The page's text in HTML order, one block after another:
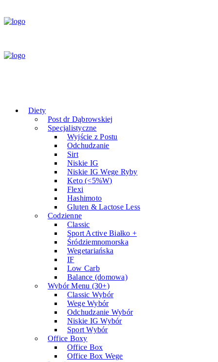
Diety
Post dr Dąbrowskiej
Specjalistyczne
Wyjście z Postu
Odchudzanie
Sirt
Niskie IG
Niskie IG Wege Ryby
Keto (<5%W)
Flexi
Hashimoto
Gluten & Lactose Less
Codzienne
Classic
Sport Active Białko +
Śródziemnomorska
Wegetariańska
IF
Low Carb
Balance (domowa)
Wybór Menu (30+)
Classic Wybór
Wege Wybór
Odchudzanie Wybór
Niskie IG Wybór
Sport Wybór
Office Boxy
Office Box
Office Box Wege